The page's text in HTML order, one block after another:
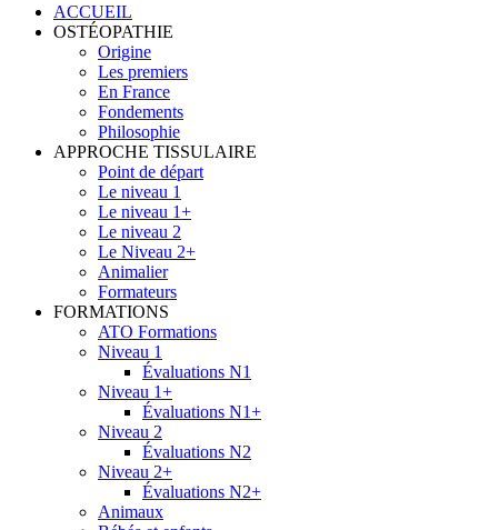
ACCUEIL
OSTÉOPATHIE
Origine
Les premiers
En France
Fondements
Philosophie
APPROCHE TISSULAIRE
Point de départ
Le niveau 1
Le niveau 1+
Le niveau 2
Le Niveau 2+
Animalier
Formateurs
FORMATIONS
ATO Formations
Niveau 1
Évaluations N1
Niveau 1+
Évaluations N1+
Niveau 2
Évaluations N2
Niveau 2+
Évaluations N2+
Animaux